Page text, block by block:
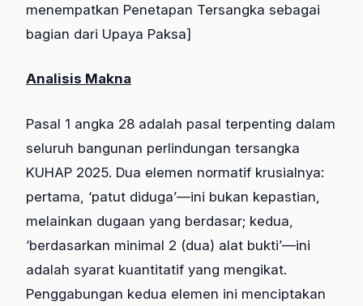
menempatkan Penetapan Tersangka sebagai
bagian dari Upaya Paksa]
Analisis Makna
Pasal 1 angka 28 adalah pasal terpenting dalam
seluruh bangunan perlindungan tersangka
KUHAP 2025. Dua elemen normatif krusialnya:
pertama, ‘patut diduga’—ini bukan kepastian,
melainkan dugaan yang berdasar; kedua,
‘berdasarkan minimal 2 (dua) alat bukti’—ini
adalah syarat kuantitatif yang mengikat.
Penggabungan kedua elemen ini menciptakan